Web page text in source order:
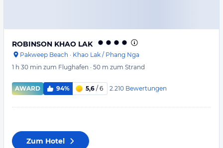
ROBINSON KHAO LAK
Pakweep Beach · Khao Lak / Phang Nga
1 h 30 min zum Flughafen · 50 m zum Strand
AWARD 94% 5,6 / 6 2.210 Bewertungen
Zum Hotel